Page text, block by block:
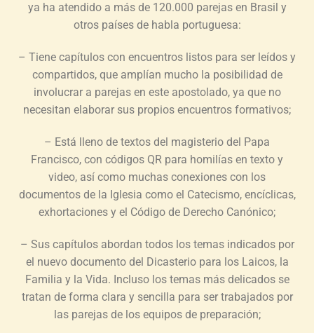
ya ha atendido a más de 120.000 parejas en Brasil y
otros países de habla portuguesa:
– Tiene capítulos con encuentros listos para ser leídos y
compartidos, que amplían mucho la posibilidad de
involucrar a parejas en este apostolado, ya que no
necesitan elaborar sus propios encuentros formativos;
– Está lleno de textos del magisterio del Papa
Francisco, con códigos QR para homilías en texto y
video, así como muchas conexiones con los
documentos de la Iglesia como el Catecismo, encíclicas,
exhortaciones y el Código de Derecho Canónico;
– Sus capítulos abordan todos los temas indicados por
el nuevo documento del Dicasterio para los Laicos, la
Familia y la Vida. Incluso los temas más delicados se
tratan de forma clara y sencilla para ser trabajados por
las parejas de los equipos de preparación;